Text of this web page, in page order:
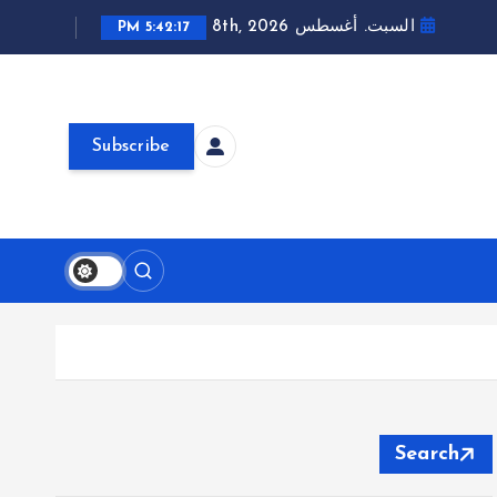
السبت. أغسطس 8th, 2026 5:42:19 PM
Subscribe
Search